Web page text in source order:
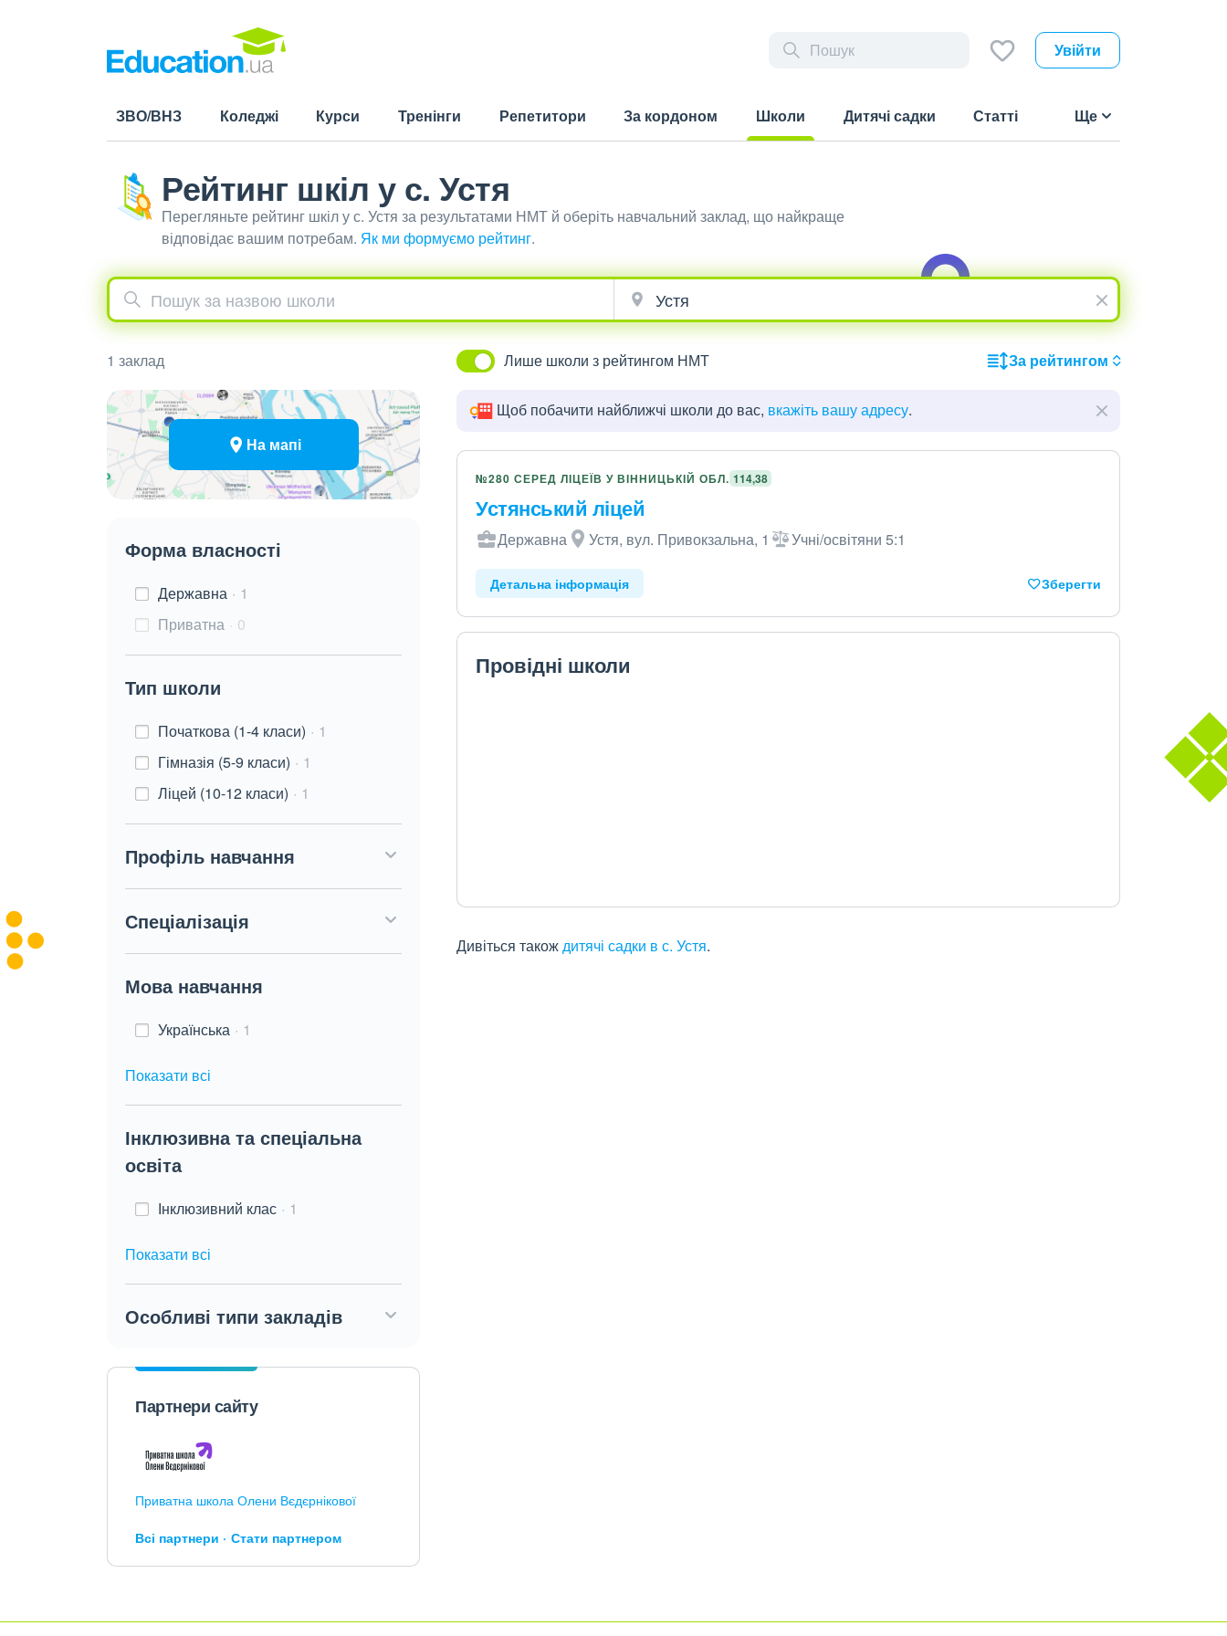
Увійти
ЗВО/ВНЗ Коледжі Курси Тренінги Репетитори За кордоном
Школи
Дитячі садки Статті Ще
Рейтинг шкіл у с. Устя
Перегляньте рейтинг шкіл у с. Устя за результатами НМТ й оберіть навчальний заклад, що найкраще
відповідає вашим потребам. Як ми формуємо рейтинг.
1 заклад Лише школи з рейтингом НМТ За рейтингом
На мапі
Форма власності
Державна
1
Приватна
0
Тип школи
Початкова (1-4 класи)
1
Гімназія (5-9 класи)
1
Ліцей (10-12 класи)
1
Профіль навчання
Спеціалізація
Мова навчання
Українська 1
Показати всі
Інклюзивна та спеціальна
освіта
Інклюзивний клас 1
Показати всі
Особливі типи закладів
Партнери сайту
Приватна школа Олени Вєдєрнікової
Всі партнери Стати партнером
Щоб побачити найближчі школи до вас, вкажіть вашу адресу.
№280 СЕРЕД ЛІЦЕЇВ У ВІННИЦЬКІЙ ОБЛ. 114,38
Устянський ліцей
Державна Устя, вул. Привокзальна, 1 Учні/освітяни 5:1
Детальна інформація Зберегти
Провідні школи
Дивіться такождитячі садки в с. Устя.